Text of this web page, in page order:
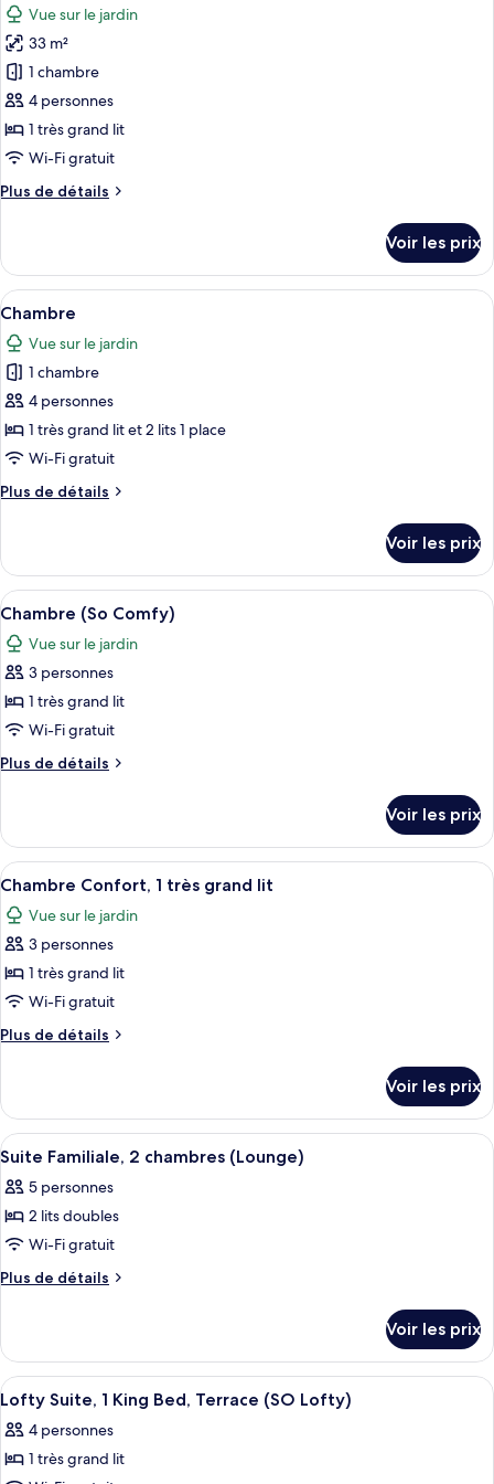
une
place,
terrasse
(SO
Comfy)
Chambre
Confort
avec
lits
jumeaux,
2
lits
une
terrasse
les
photos
pour
ce
type
de
chambre :
Chambre
très
grand
lit,
terrasse
(SO
Comfy)
Vue sur le jardin
33 m²
1 chambre
4 personnes
1 très grand lit
Wi-Fi gratuit
Plus de détails
Plus
le
type
de
Chambre
Familiale,
très
grand
lit,
terrasse
(SO
Voir les prix
Afficher
toutes
les
photos
pour
ce
type
chambre :
Une salle de bain moderne avec
11
Chambre
Vue sur le jardin
1 chambre
4 personnes
1 très grand lit et 2 lits 1 place
Wi-Fi gratuit
Plus de détails
Plus
le
type
de
Chambre
Voir les prix
Afficher
toutes
les
photos
pour
ce
type
de
Chambre
(So
Comfy)
Une chambre d’hôtel avec deux
13
Chambre (So Comfy)
Vue sur le jardin
3 personnes
1 très grand lit
Wi-Fi gratuit
Plus de détails
Plus
le
type
de
Chambre
(So
Voir les prix
Afficher
toutes
les
photos
pour
ce
type
de
Chambre
Confort,
1
très
grand
lit
Une cour avec un bassin, des
12
Chambre Confort, 1 très grand lit
Vue sur le jardin
3 personnes
1 très grand lit
Wi-Fi gratuit
Plus de détails
Plus
le
type
de
Chambre
Confort,
très
grand
lit
Voir les prix
Afficher
toutes
les
photos
pour
ce
chambre :
Suite
Familiale,
2
chambres
(Lounge)
Un salon moderne avec un canapé,
14
Suite Familiale, 2 chambres (Lounge)
5 personnes
2 lits doubles
Wi-Fi gratuit
Plus de détails
Plus
le
type
de
chambre
Suite
Familiale,
Voir les prix
Afficher
toutes
les
photos
Lofty Suite, 1 King Bed, Terrace (SO
10
Lofty Suite, 1 King Bed, Terrace (SO Lofty)
4 personnes
1 très grand lit